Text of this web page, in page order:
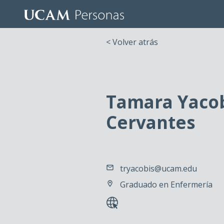
< Volver atrás
Tamara
Cervantes
tryacobis@ucam.edu
Graduado en Enfermería